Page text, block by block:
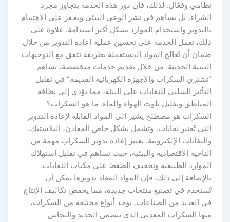
نظامي وفعّال. لذلك، فإن دور هذه الخدمة يتجاوز مجرد
الشراء، بل يساهم في نشر الوعي البيئي ويحفز على الاهتمام
بالتدوير واستخدام الموارد بشكل أكثر استدامة. علاوة على
ذلك، تعمل الخدمة على تحسين عملية إعادة التدوير من خلال
ضمان أن تُعالج المواد المستعملة بطريقة تتفق مع التوجيهات
البيئية الحديثة. من خلال تقديم خدمات متخصصة، تساهم
“نشتري السكراب والأجهزة الكهربائية القديمة” في تقليل
التأثير السلبي للنفايات على البيئة، مما يؤدي إلى نظافة
المناطق وتقليل تلوث الهواء والماء. ما هو السكراب؟
السكراب هو مصطلح يشير إلى المواد القابلة لإعادة التدوير
التي تُعتبر نفايات، وتشمل بشكل خاص المعادن، البلاستيك،
والنفايات الإلكترونية. تعتبر إعادة تدوير السكراب مهمة من
الناحية الاقتصادية والبيئية، حيث تساهم في تقليل استهلاك
الموارد الطبيعية وتخفيف الضغط على مكبات النفايات.
بالإضافة إلى ذلك، فإن المواد المعاد تدويرها يمكن أن
تُستخدم في تصنيع منتجات جديدة، مما يخفض تكاليف الإنتاج
في العديد من الصناعات. يوجد أنواع مختلفة من السكراب،
منها السكراب المعدني الذي يتضمن الحديد والنحاس